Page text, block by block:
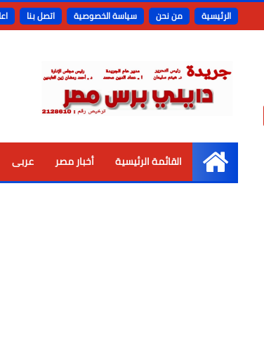
الرئيسية من نحن سياسة الخصوصية اتصل بنا
الرئيسية
القائمة الرئيسية أخبار مصر عربى